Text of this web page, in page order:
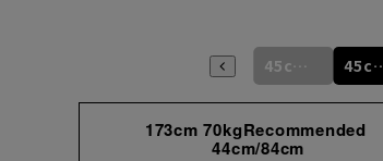
45cm/82cm 45cm/86cm
173cm 70kgRecommended
44cm/84cm